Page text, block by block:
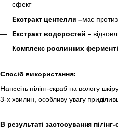
ефект
Екстракт центелли –має
Екстракт водоростей –
Комплекс рослинних
Спосіб використання:
Нанесіть пілінг-скраб на вологу
3-х хвилин, особливу увагу
В результаті застосування